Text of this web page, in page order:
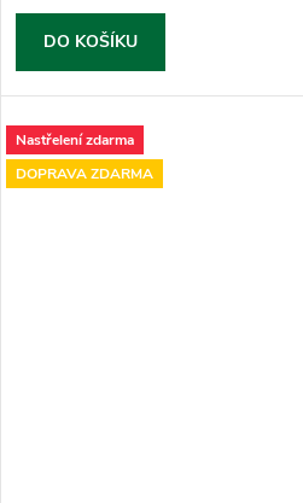
DO KOŠÍKU
Nastřelení zdarma
DOPRAVA ZDARMA